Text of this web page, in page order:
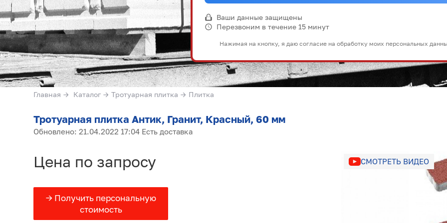
Ваши данные защищены
Перезвоним в течение 15 минут
Нажимая на кнопку, я даю согласие на обработку моих персональных
Главная → Каталог → Тротуарная плитка → Плитка
Тротуарная плитка Антик, Гранит, Красный, 60 мм
Обновлено: 21.04.2022 17:04 Есть доставка
Цена по запросу
→ Получить персональную
стоимость
СМОТРЕТЬ ВИДЕО